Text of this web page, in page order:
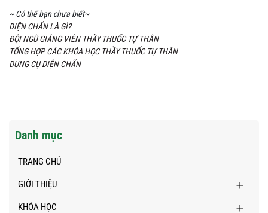
~ Có thể bạn chưa biết~
DIỆN CHẨN LÀ GÌ?
ĐỘI NGŨ GIẢNG VIÊN THẦY THUỐC TỰ THÂN
TỔNG HỢP CÁC KHÓA HỌC THẦY THUỐC TỰ THÂN
DỤNG CỤ DIỆN CHẨN
Danh mục
TRANG CHỦ
GIỚI THIỆU
KHÓA HỌC